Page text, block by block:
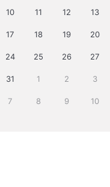
10 11 12 13
17 18 19 20
24 25 26 27
31 1 2 3
7 8 9 10